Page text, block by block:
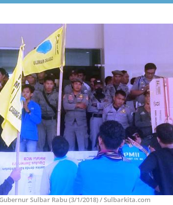
Sulbar Rabu (3/1/2018) / Sulbarkita.com